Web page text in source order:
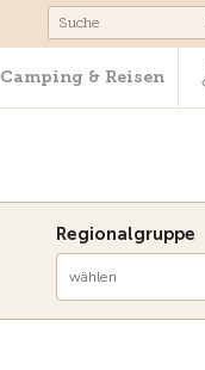
Camping & Reisen
Camping & Reisen
Regionalgruppe
wählen